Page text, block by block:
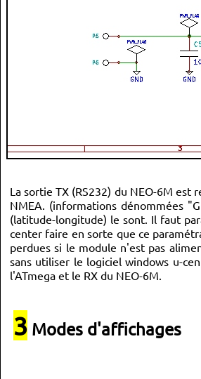
La sortie TX (RS232) du NEO-6M
NMEA. (informations dénommées
(latitude-longitude) le sont. Il faut
center faire en sorte que ce
perdues si le module n'est pas
sans utiliser le logiciel windows u-
l'ATmega et le RX du NEO-6M.
3 Modes d'affichages